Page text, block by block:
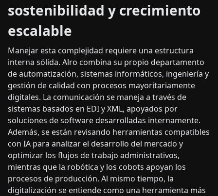
sostenibilidad y crecimiento
escalable
Manejar esta complejidad requiere una estructura
interna sólida. Alro combina su propio departamento
de automatización, sistemas informáticos, ingeniería y
gestión de calidad con procesos mayoritariamente
digitales. La comunicación se maneja a través de
sistemas basados en EDI y XML, apoyados por
soluciones de software desarrolladas internamente.
Además, se están revisando herramientas compatibles
con IA para analizar el desarrollo del mercado y
optimizar los flujos de trabajo administrativos,
mientras que la robótica y los cobots apoyan los
procesos de producción. Al mismo tiempo, la
digitalización se entiende como una herramienta más